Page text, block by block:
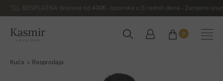
BESPLATNA dostava od 400€ - Isporuka u 5 radnih dana – Zamjena
Kasmir
HRVATSKA
0
Kuća Rasprodaja